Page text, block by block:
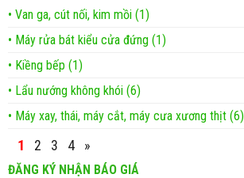
• Van ga, cút nối, kim mồi (1)
• Máy rửa bát kiểu cửa đứng (1)
• Kiềng bếp (1)
• Lẩu nướng không khói (6)
• Máy xay, thái, máy cắt, máy cưa xương thịt (6)
1 2 3 4 »
ĐĂNG KÝ NHẬN BÁO GIÁ